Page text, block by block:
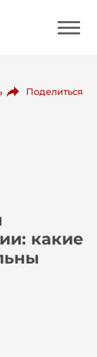
Поделиться
какие